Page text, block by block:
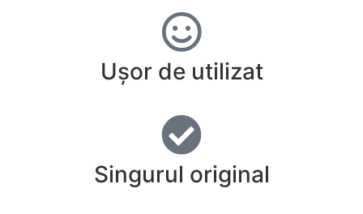
Ușor de utilizat
Singurul original